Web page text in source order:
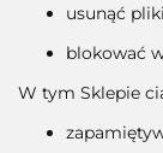
usunąć
blokować
W tym Sklepie